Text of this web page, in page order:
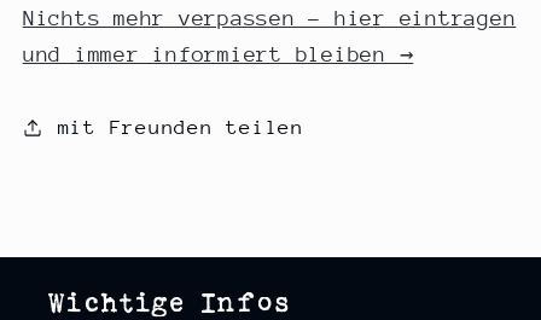
Nichts mehr verpassen – hier eintragen
und immer informiert bleiben →
mit Freunden teilen
Wichtige Infos